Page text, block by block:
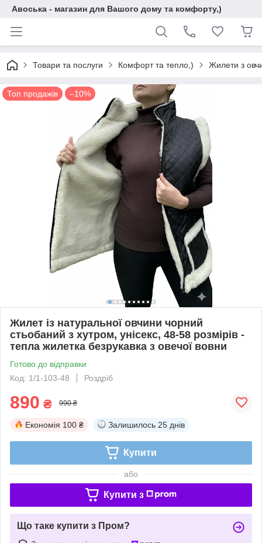
Авоська - магазин для Вашого дому та комфорту,)
Товари та послуги Комфорт та тепло,) Жилети з
Топ продажів –10%
Жилет із натуральної овчини чорний
стьобаний з хутром, унісекс, 48-58 розмірів -
тепла жилетка безрукавка з овечої вовни
Готово до відправки
Код: 1/1-103-48
Роздріб
890 ₴ 990 ₴
Економія 100 ₴ Залишилось 25 днів
Купити
або
Купити з
Що таке купити з Пром?